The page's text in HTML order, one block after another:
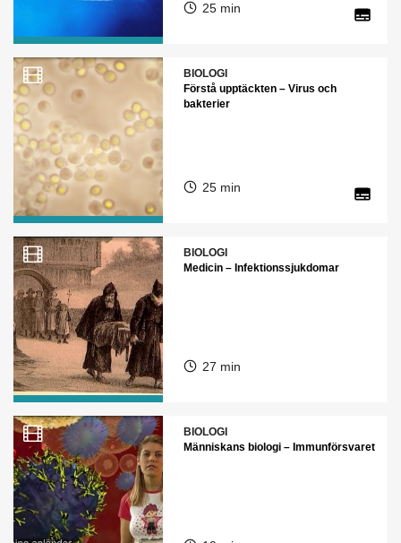
25 min
BIOLOGI
Förstå upptäckten – Virus och
bakterier
25 min
BIOLOGI
Medicin – Infektionssjukdomar
27 min
BIOLOGI
Människans biologi – Immunförsvaret